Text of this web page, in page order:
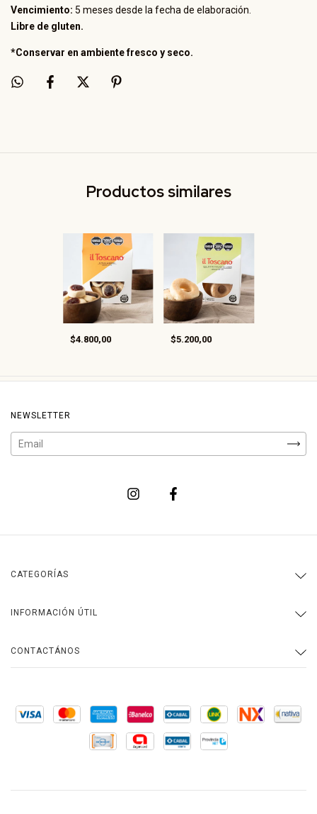
Vencimiento: 5 meses desde la fecha de elaboración.
Libre de gluten.
*Conservar en ambiente fresco y seco.
Productos similares
$4.800,00 $5.200,00
NEWSLETTER
CATEGORÍAS
INFORMACIÓN ÚTIL
CONTACTÁNOS